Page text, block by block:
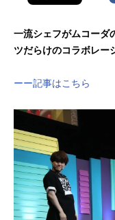
一流シェフがムコー
ツだらけのコラボレー
ーー記事はこちら